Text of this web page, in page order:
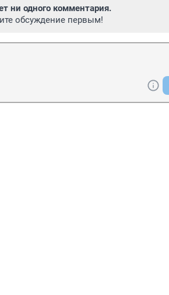
ни одного комментария.
обсуждение первым!